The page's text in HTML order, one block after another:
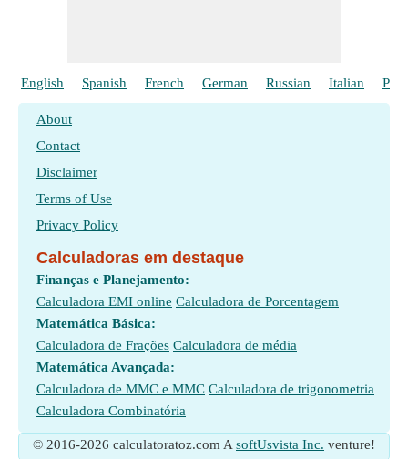
English Spanish French German Russian Italian
About
Contact
Disclaimer
Terms of Use
Privacy Policy
Calculadoras em destaque
Finanças e Planejamento:
Calculadora EMI online Calculadora de Porcentagem
Matemática Básica:
Calculadora de Frações Calculadora de média
Matemática Avançada:
Calculadora de MMC e MMC Calculadora de trigonometria
Calculadora Combinatória
© 2016-2026 calculatoratoz.com A softUsvista Inc. venture!